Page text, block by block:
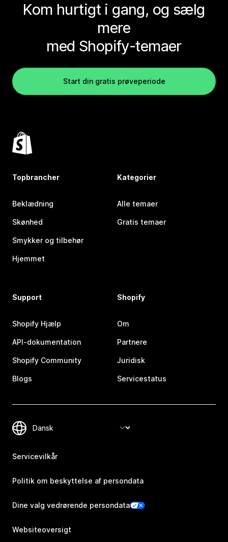
Kom hurtigt i gang, og sælg
mere
med Shopify-temaer
Start din gratis prøveperiode
Topbrancher
Beklædning
Skønhed
Smykker og tilbehør
Hjemmet
Kategorier
Alle temaer
Gratis temaer
Support
Shopify Hjælp
API-dokumentation
Shopify Community
Blogs
Shopify
Om
Partnere
Juridisk
Servicestatus
Servicevilkår
Politik om beskyttelse af persondata
Dine valg vedrørende persondata
Websiteoversigt